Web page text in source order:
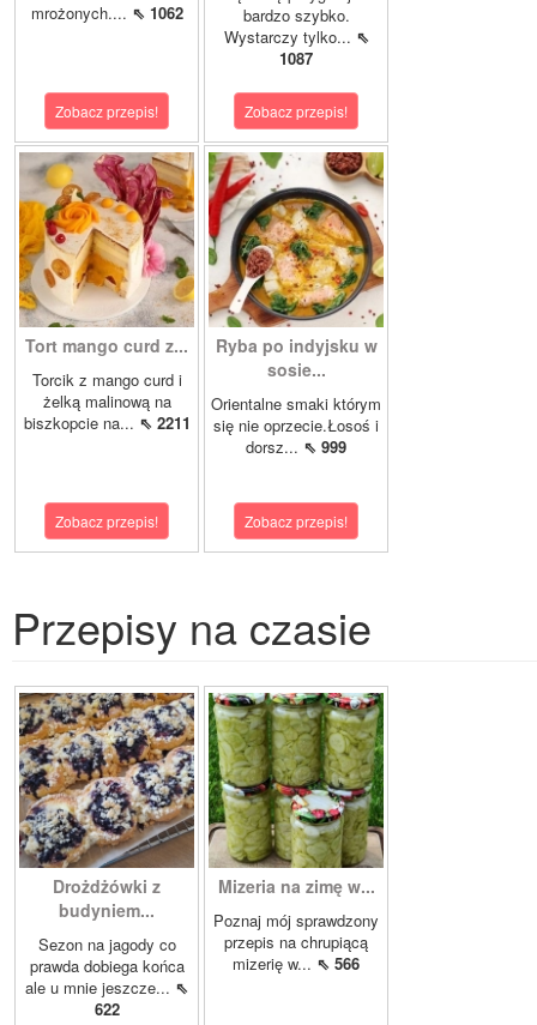
mrożonych.... ⇖ 1062
Zobacz przepis!
bardzo szybko.
Wystarczy tylko... ⇖
1087
Zobacz przepis!
Tort mango curd z...
Torcik z mango curd i
żelką malinową na
biszkopcie na... ⇖ 2211
Zobacz przepis!
Ryba po indyjsku w
sosie...
Orientalne smaki którym
się nie oprzecie.Łosoś i
dorsz... ⇖ 999
Zobacz przepis!
Przepisy na czasie
Drożdżówki z
budyniem...
Sezon na jagody co
prawda dobiega końca
ale u mnie jeszcze... ⇖
622
Mizeria na zimę w...
Poznaj mój sprawdzony
przepis na chrupiącą
mizerię w... ⇖ 566